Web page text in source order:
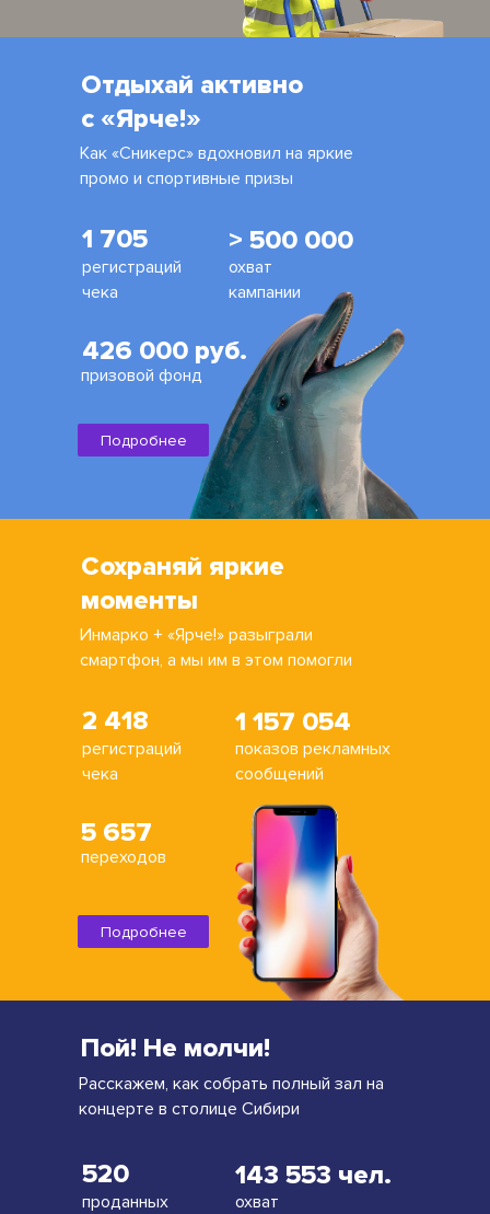
Отдыхай активно
с «Ярче!»
Как «Сникерс» вдохновил на яркие
промо и спортивные призы
регистраций
чека
1 705 > 500 000
426 000 руб.
охват
кампании
призовой фонд
Подробнее
Сохраняй яркие
моменты
Инмарко + «Ярче!» разыграли
смартфон, а мы им в этом помогли
регистраций
чека
2 418 1 157 054
5 657
показов рекламных
сообщений
переходов
Подробнее
Пой! Не молчи!
Расскажем, как собрать полный зал на
концерте в столице Сибири
проданных
520 143 553 чел.
охват